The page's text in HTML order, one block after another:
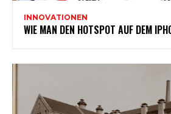
INNOVATIONEN
WIE MAN DEN HOTSPOT AUF DEM